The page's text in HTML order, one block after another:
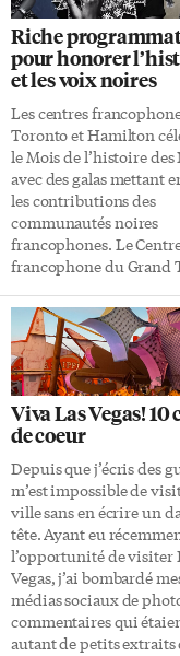
Riche
pour honorer
et les voix noires
Les centres
Toronto et Hamilton
le Mois de l’histoire
avec des galas mettant
les contributions des
communautés noires
francophones. Le
francophone du Grand
février à l’hôtel
centre-ville sous le
Solidaires dans la
héritage à célébrer, un
francophone à
soirée comprendra un
des prestations
des discours. «Le 28
serai parmi vous à
Messieurs, préparez vos
souliers, mesdames,
talons… on va danser!»,
King H 509, l’un des
invités au […]
Viva Las Vegas! 10
de coeur
Depuis que j’écris des
m’est impossible de
ville sans en écrire un
tête. Ayant eu
l’opportunité de visiter
Vegas, j’ai bombardé
médias sociaux de
commentaires qui
autant de petits extraits